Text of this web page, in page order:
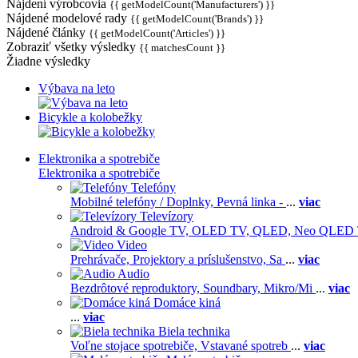
Nájdení výrobcovia {{ getModelCount('Manufacturers') }}
Nájdené modelové rady {{ getModelCount('Brands') }}
Nájdené články {{ getModelCount('Articles') }}
Zobraziť všetky výsledky {{ matchesCount }}
Žiadne výsledky
Výbava na leto
Bicykle a kolobežky
Elektronika a spotrebiče
Elektronika a spotrebiče
Telefóny
Mobilné telefóny / Doplnky, Pevná linka - ... viac
Televízory
Android & Google TV, OLED TV, QLED, Neo QLED
Video
Prehrávače, Projektory a príslušenstvo, Sa ... viac
Audio
Bezdrôtové reproduktory, Soundbary, Mikro/Mi ... viac
Domáce kiná
... viac
Biela technika
Voľne stojace spotrebiče, Vstavané spotreb ... viac